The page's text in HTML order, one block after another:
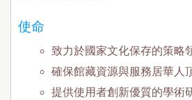
使命
致力於國家文化保存的策略
確保館藏資源與服務居華人
提供使用者創新優質的學術